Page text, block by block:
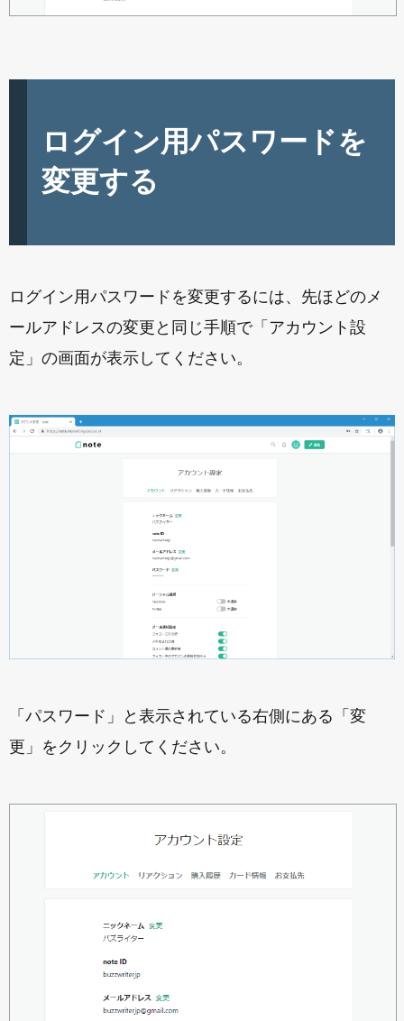
ログイン用パスワードを
変更する
ログイン用パスワードを変更するには、先ほどのメ
ールアドレスの変更と同じ手順で「アカウント設
定」の画面が表示してください。
「パスワード」と表示されている右側にある「変
更」をクリックしてください。